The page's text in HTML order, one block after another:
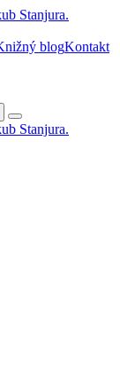
blogKontakt